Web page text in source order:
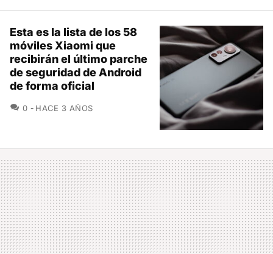
Esta es la lista de los 58
móviles Xiaomi que
recibirán el último parche
de seguridad de Android
de forma oficial
0 COMENTARIOS
HACE 3 AÑOS